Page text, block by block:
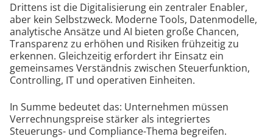
Drittens ist die Digitalisierung ein zentraler Enabler,
aber kein Selbstzweck. Moderne Tools, Datenmodelle,
analytische Ansätze und AI bieten große Chancen,
Transparenz zu erhöhen und Risiken frühzeitig zu
erkennen. Gleichzeitig erfordert ihr Einsatz ein
gemeinsames Verständnis zwischen Steuerfunktion,
Controlling, IT und operativen Einheiten.
In Summe bedeutet das: Unternehmen müssen
Verrechnungspreise stärker als integriertes
Steuerungs- und Compliance-Thema begreifen.